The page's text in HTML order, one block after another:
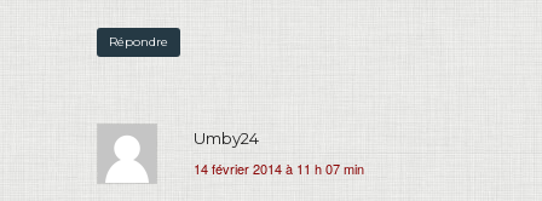
Répondre
Umby24
14 février 2014 à 11 h 07 min